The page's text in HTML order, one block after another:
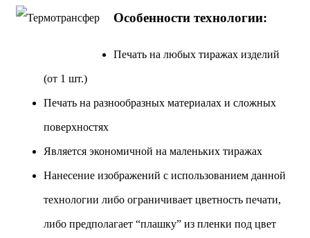
Особенности технологии:
Печать на любых тиражах изделий
(от 1 шт.)
Печать на разнообразных материалах и сложных
поверхностях
Является экономичной на маленьких тиражах
Нанесение изображений с использованием данной
технологии либо ограничивает цветность печати,
либо предполагает “плашку” из пленки под цвет